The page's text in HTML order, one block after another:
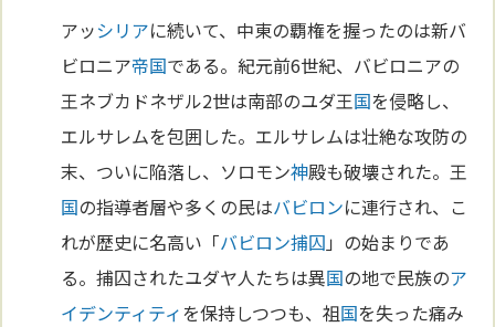
アッシリアに続いて、中東の覇権を握ったのは新バ
ビロニア帝国である。紀元前6世紀、バビロニアの
王ネブカドネザル2世は南部のユダ王国を侵略し、
エルサレムを包囲した。エルサレムは壮絶な攻防の
末、ついに陥落し、ソロモン神殿も破壊された。王
国の指導者層や多くの民はバビロンに連行され、こ
れが歴史に名高い「バビロン捕囚 」の始まりであ
る。捕囚されたユダヤ人たちは異国の地で民族のア
イデンティティを保持しつつも、祖国を失った痛み